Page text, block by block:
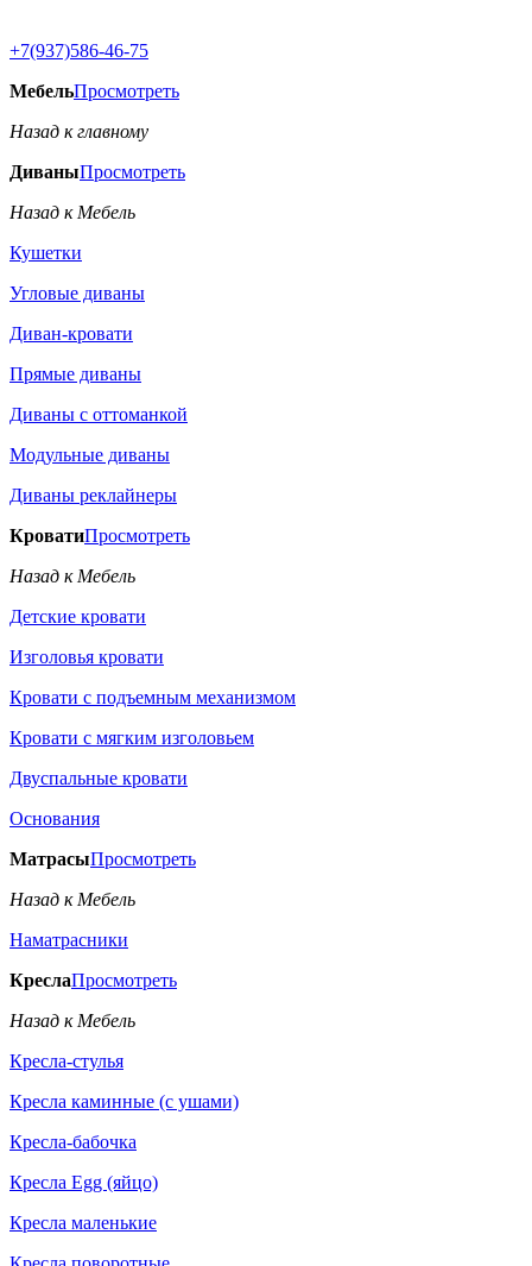
+7(937)586-46-75
МебельПросмотреть
Назад к главному
ДиваныПросмотреть
Назад к Мебель
Кушетки
Угловые диваны
Диван-кровати
Прямые диваны
Диваны с оттоманкой
Модульные диваны
Диваны реклайнеры
КроватиПросмотреть
Назад к Мебель
Детские кровати
Изголовья кровати
Кровати с подъемным механизмом
Кровати с мягким изголовьем
Двуспальные кровати
Основания
МатрасыПросмотреть
Назад к Мебель
Наматрасники
КреслаПросмотреть
Назад к Мебель
Кресла-стулья
Кресла каминные (с ушами)
Кресла-бабочка
Кресла Egg (яйцо)
Кресла маленькие